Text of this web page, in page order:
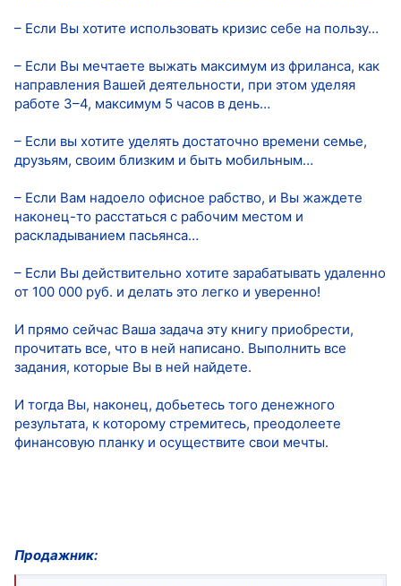
– Если Вы хотите использовать кризис себе на пользу…
– Если Вы мечтаете выжать максимум из фриланса, как
направления Вашей деятельности, при этом уделяя
работе 3–4, максимум 5 часов в день…
– Если вы хотите уделять достаточно времени семье,
друзьям, своим близким и быть мобильным…
– Если Вам надоело офисное рабство, и Вы жаждете
наконец-то расстаться с рабочим местом и
раскладыванием пасьянса…
– Если Вы действительно хотите зарабатывать удаленно
от 100 000 руб. и делать это легко и уверенно!
И прямо сейчас Ваша задача эту книгу приобрести,
прочитать все, что в ней написано. Выполнить все
задания, которые Вы в ней найдете.
И тогда Вы, наконец, добьетесь того денежного
результата, к которому стремитесь, преодолеете
финансовую планку и осуществите свои мечты.
Продажник: